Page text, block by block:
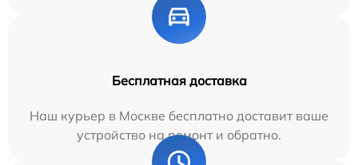
Бесплатная доставка
Наш курьер в Москве бесплатно доставит ваше
устройство на ремонт и обратно.